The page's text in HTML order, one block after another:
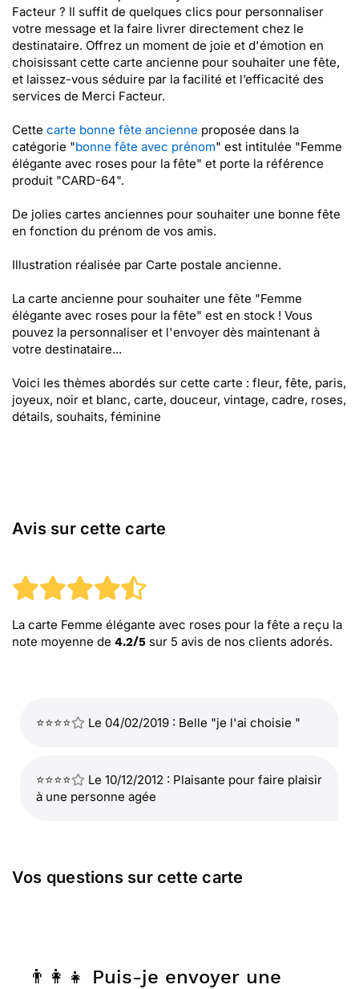
Facteur ? Il suffit de quelques clics pour personnaliser
votre message et la faire livrer directement chez le
destinataire. Offrez un moment de joie et d'émotion en
choisissant cette carte ancienne pour souhaiter une fête,
et laissez-vous séduire par la facilité et l’efficacité des
services de Merci Facteur.
Cette carte bonne fête ancienne proposée dans la
catégorie "bonne fête avec prénom" est intitulée "Femme
élégante avec roses pour la fête" et porte la référence
produit "CARD-64".
De jolies cartes anciennes pour souhaiter une bonne fête
en fonction du prénom de vos amis.
Illustration réalisée par Carte postale ancienne.
La carte ancienne pour souhaiter une fête "Femme
élégante avec roses pour la fête" est en stock ! Vous
pouvez la personnaliser et l'envoyer dès maintenant à
votre destinataire...
Voici les thèmes abordés sur cette carte : fleur, fête, paris,
joyeux, noir et blanc, carte, douceur, vintage, cadre, roses,
détails, souhaits, féminine
Avis sur cette carte
La carte Femme élégante avec roses pour la fête a reçu la
note moyenne de 4.2/5 sur 5 avis de nos clients adorés.
⭐⭐⭐⭐ Le 04/02/2019 : Belle "je l'ai choisie "
⭐⭐⭐⭐
Le 10/12/2012 : Plaisante pour faire plaisir
à une personne agée
Vos questions sur cette carte
👨‍👩‍👧 Puis-je envoyer une